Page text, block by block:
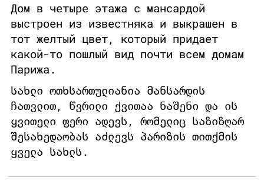
Дом в четыре этажа с мансардой
выстроен из известняка и выкрашен в
тот желтый цвет, который придает
какой-то пошлый вид почти всем домам
Парижа.
სახლი ოთხსართულიანია მანსარდის
ჩათვლით, წვრილი ქვითაა ნაშენი და ის
ყვითელი ფერი ადევს, რომელიც საზიზღარ
შესახედაობას აძლევს პარიზის თითქმის
ყველა სახლს.